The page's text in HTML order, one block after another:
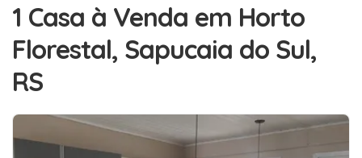
1 Casa à Venda em Horto
Florestal, Sapucaia do Sul,
RS